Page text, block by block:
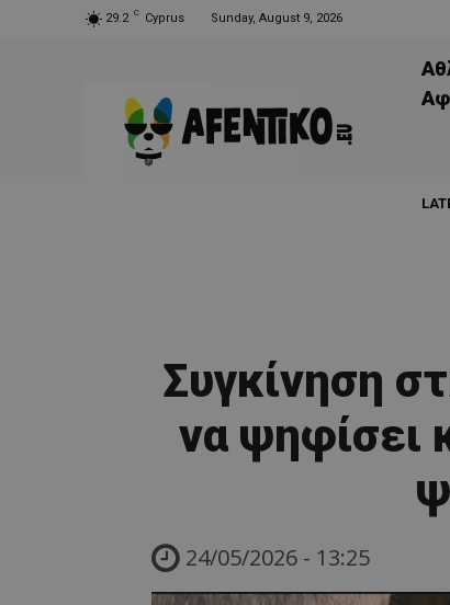
29.2 C Cyprus Sunday, August 9, 2026
Συγκίνηση
να ψηφίσει
24/05/2026 - 13:25